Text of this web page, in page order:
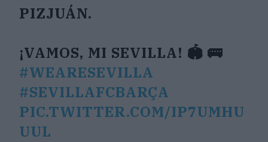
PIZJUÁN.
¡VAMOS, MI SEVILLA! 🏟️ 🚌
#WEARESEVILLA
#SEVILLAFCBARÇA
PIC.TWITTER.COM/IP7UMHU
UUL